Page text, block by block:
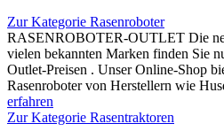
Zur Kategorie Rasenroboter
RASENROBOTER-OUTLET Die
vielen bekannten Marken finden Sie
Outlet-Preisen . Unser Online-Shop
Rasenroboter von Herstellern wie
erfahren
Zur Kategorie Rasentraktoren